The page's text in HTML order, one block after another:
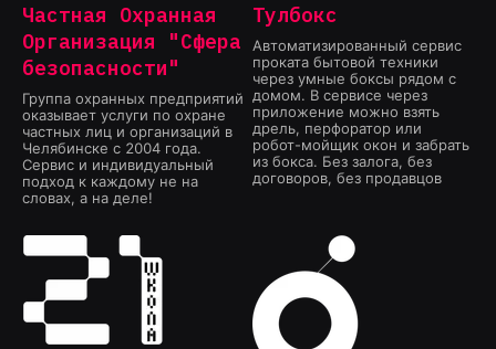
Частная Охранная
Организация "Сфера
безопасности"
Группа охранных предприятий
оказывает услуги по охране
частных лиц и организаций в
Челябинске с 2004 года.
Сервис и индивидуальный
подход к каждому не на
словах, а на деле!
Тулбокс
Автоматизированный сервис
проката бытовой техники
через умные боксы рядом с
домом. В сервисе через
приложение можно взять
дрель, перфоратор или
робот-мойщик окон и забрать
из бокса. Без залога, без
договоров, без продавцов